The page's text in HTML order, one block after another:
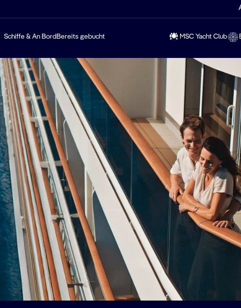
Schiffe & An Bord Bereits gebucht MSC Yacht Club